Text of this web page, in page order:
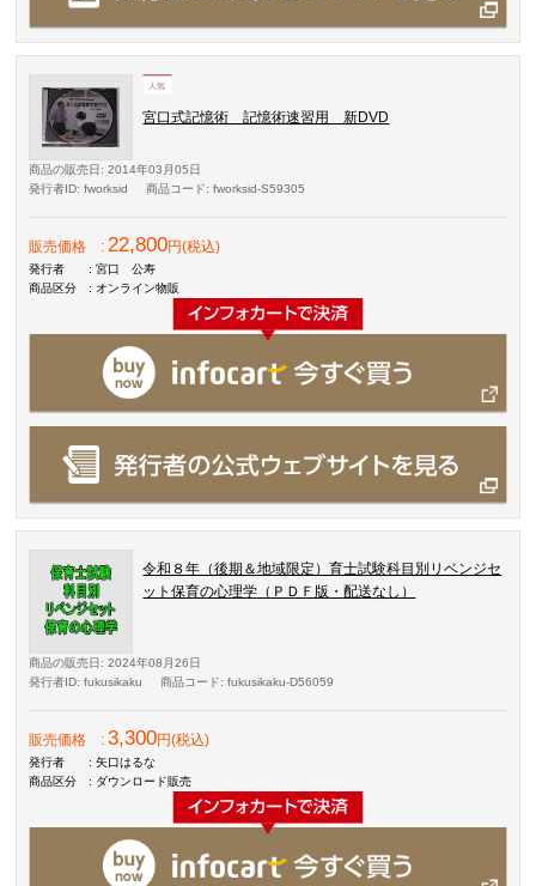
宮口式記憶術 記憶術速習用 新DVD
商品の販売日 : 2014年03月05日
発行者ID: fworksid 商品コード: fworksid-S59305
販売価格 :22,800円(税込)
発行者
: 宮口 公寿
商品区分
: オンライン物販
令和８年（後期＆地域限定）育士試験科目別リベンジセ
ット保育の心理学（ＰＤＦ版・配送なし）
商品の販売日 : 2024年08月26日
発行者ID: fukusikaku 商品コード: fukusikaku-D56059
販売価格 :3,300円(税込)
発行者
: 矢口はるな
商品区分
: ダウンロード販売